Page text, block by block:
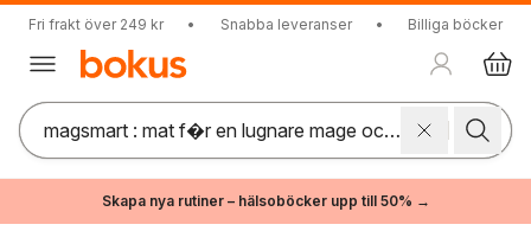
Fri frakt över 249 kr • Snabba leveranser • Billiga böcker
Skapa nya rutiner – hälsoböcker upp till 50% →